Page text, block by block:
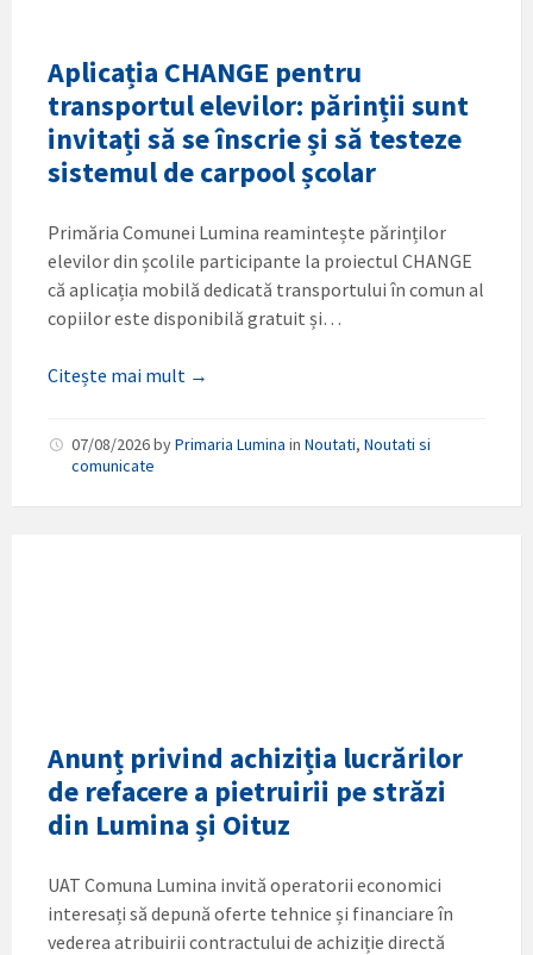
Aplicația CHANGE pentru
transportul elevilor: părinții sunt
invitați să se înscrie și să testeze
sistemul de carpool școlar
Primăria Comunei Lumina reamintește părinților
elevilor din școlile participante la proiectul CHANGE
că aplicația mobilă dedicată transportului în comun al
copiilor este disponibilă gratuit și…
Citește mai mult →
07/08/2026byPrimaria Lumina in Noutati, Noutati si
comunicate
Anunț privind achiziția lucrărilor
de refacere a pietruirii pe străzi
din Lumina și Oituz
UAT Comuna Lumina invită operatorii economici
interesați să depună oferte tehnice și financiare în
vederea atribuirii contractului de achiziție directă